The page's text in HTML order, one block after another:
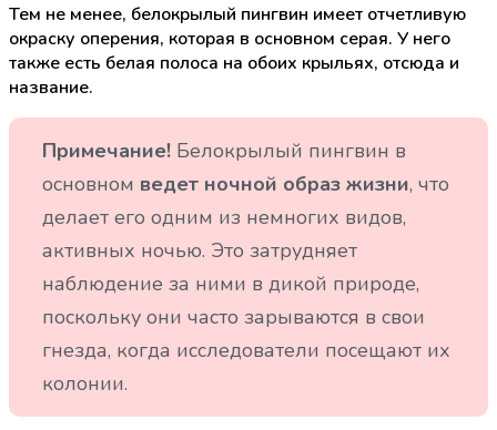
Тем не менее, белокрылый пингвин имеет отчетливую
окраску оперения, которая в основном серая. У него
также есть белая полоса на обоих крыльях, отсюда и
название.
Примечание! Белокрылый пингвин в
основном ведет ночной образ жизни, что
делает его одним из немногих видов,
активных ночью. Это затрудняет
наблюдение за ними в дикой природе,
поскольку они часто зарываются в свои
гнезда, когда исследователи посещают их
колонии.